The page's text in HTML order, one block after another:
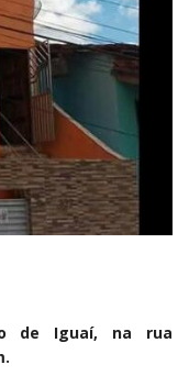
de Iguaí, na rua